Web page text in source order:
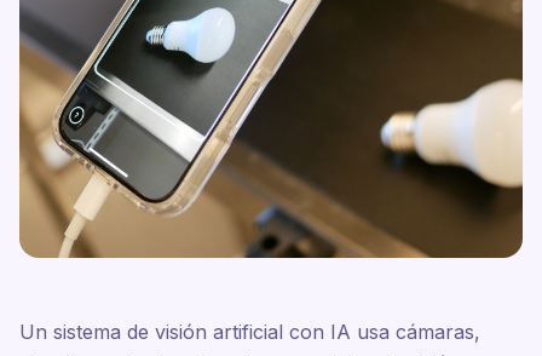
Un sistema de visión artificial con IA usa cámaras,